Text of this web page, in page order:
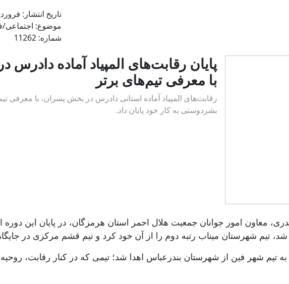
تاریخ انتشار: فروردین 26, 1404 - 1
موضوع:‌ اجتماعی/
شماره: 11262
پایان رقابت‌های المپیاد آماده
با معرفی تیم‌های برتر
رقابت‌های المپیاد آماده استانی دادرس در بخش پسران، با معرفی
بشردوستی به کار خود پایان داد.
معاون امور جوانان جمعیت هلال احمر استان هرمزگان، در پایان این دوره
تیم شهرستان میناب رتبه دوم را از آن خود کرد و تیم قشم مرکزی در
تیم شهر فین از شهرستان بندرعباس اهدا شد؛ تیمی که در کنار رقابت،